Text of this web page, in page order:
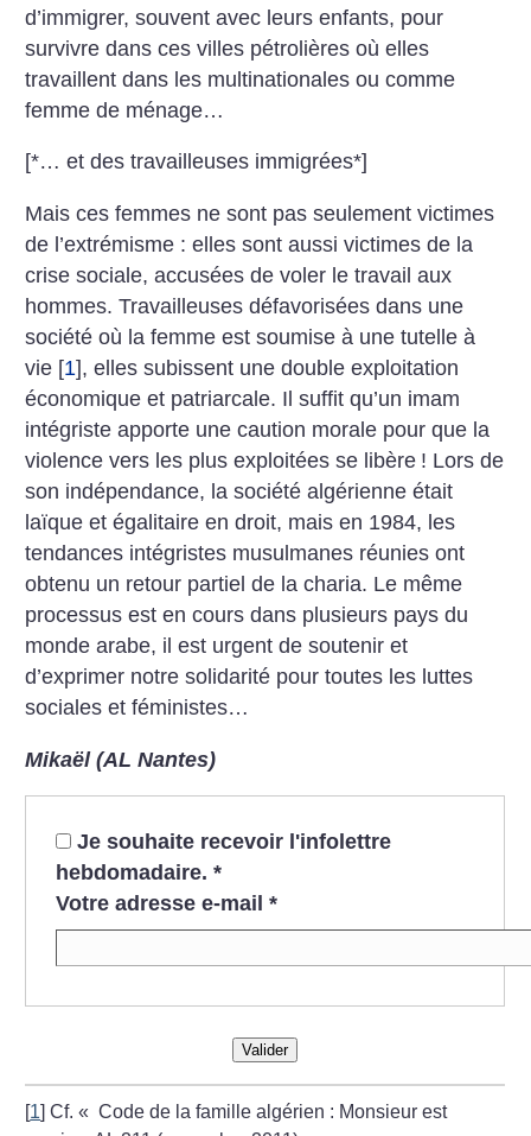
d’immigrer, souvent avec leurs enfants, pour
survivre dans ces villes pétrolières où elles
travaillent dans les multinationales ou comme
femme de ménage…
[*… et des travailleuses immigrées*]
Mais ces femmes ne sont pas seulement victimes
de l’extrémisme : elles sont aussi victimes de la
crise sociale, accusées de voler le travail aux
hommes. Travailleuses défavorisées dans une
société où la femme est soumise à une tutelle à
vie [1], elles subissent une double exploitation
économique et patriarcale. Il suffit qu’un imam
intégriste apporte une caution morale pour que la
violence vers les plus exploitées se libère ! Lors de
son indépendance, la société algérienne était
laïque et égalitaire en droit, mais en 1984, les
tendances intégristes musulmanes réunies ont
obtenu un retour partiel de la charia. Le même
processus est en cours dans plusieurs pays du
monde arabe, il est urgent de soutenir et
d’exprimer notre solidarité pour toutes les luttes
sociales et féministes…
Mikaël (AL Nantes)
Je souhaite recevoir l'infolettre
hebdomadaire. *
Votre adresse e-mail *
Valider
[1]Cf. « Code de la famille algérien : Monsieur est